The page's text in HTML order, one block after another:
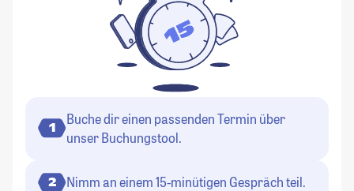
1
Buche dir einen passenden Termin über
unser Buchungstool.
2 Nimm an einem 15-minütigen Gespräch teil.